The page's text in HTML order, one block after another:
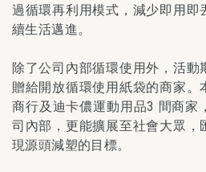
過循環再利用模式，減少即用即
續生活邁進。
除了公司內部循環使用外，活動
贈給開放循環使用紙袋的商家。
商行及迪卡儂運動用品3 間商家
司內部，更能擴展至社會大眾，
現源頭減塑的目標。